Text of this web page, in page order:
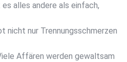
es alles andere als einfach,
nicht nur Trennungsschmerzen
Affären werden gewaltsam